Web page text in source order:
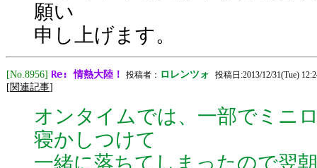
願い
申し上げます。
[No.8956] Re: 情熱大陸！ 投稿者： ロレンツォ 投稿日:2013/12/31(Tue)
[関連記事]
オンタイムでは、一部でミニ
寝かしつけて
一緒に落ちてしまったので翌